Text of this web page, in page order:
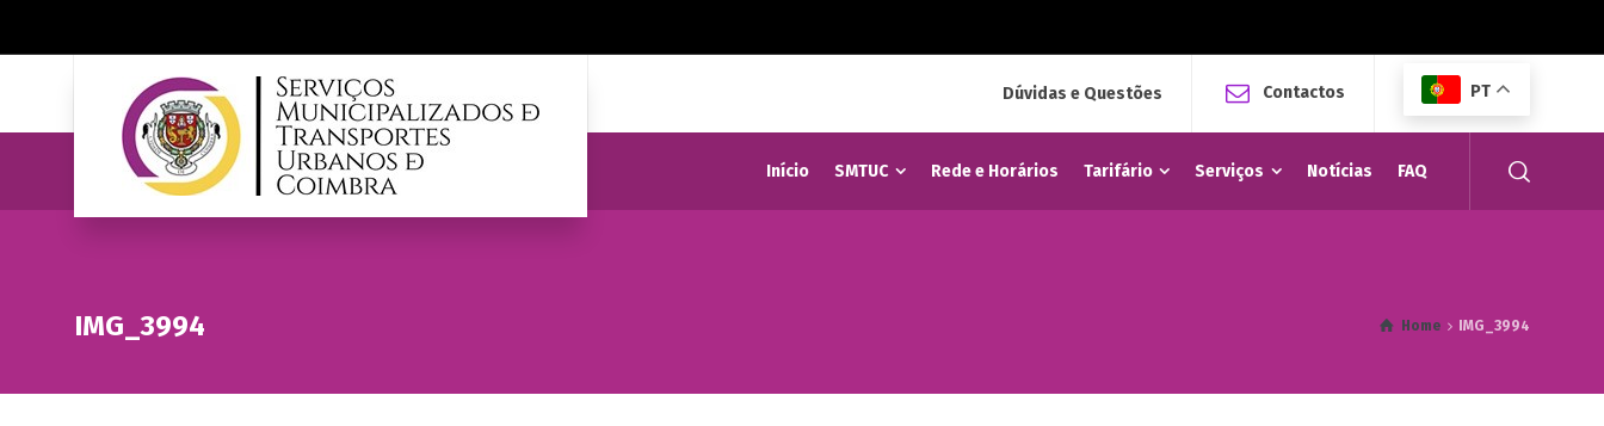
Dúvidas e Questões Contactos PT
Início SMTUC Rede e Horários Tarifário Serviços Notícias FAQ
IMG_3994 Home IMG_3994